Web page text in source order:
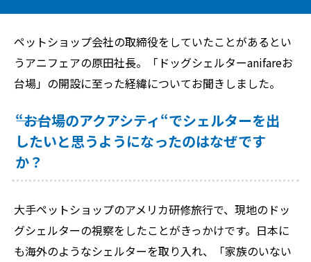
ペットショップ会社の取締役をしていたことがあるとい
うアニフェアの原田社長。「ドッグシェルターanifareお
台場」の開設に至った経緯についてお聞きしました。
――“お台場のアクアシティ“でシェルターを出
したいと思うようになったのはなぜです
か？
大手ペットショップのアメリカ研修旅行で、現地のドッ
グシェルターの視察をしたことがきっかけです。日本に
も海外のようなシェルターを取り入れ、「家族のいない